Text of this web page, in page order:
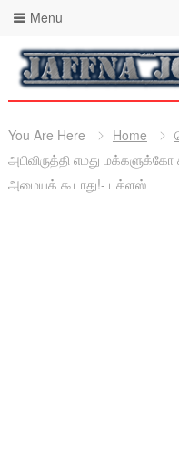
Menu
You Are Here Home
அபிவிருத்தி எமது
அமையக் கூடாது!- டக்ளஸ்